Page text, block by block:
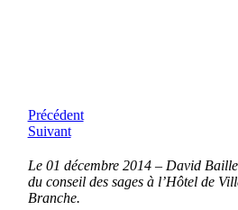
Précédent
Suivant
Le 01 décembre 2014 – David
du conseil des sages à l’Hôtel de
Branche.